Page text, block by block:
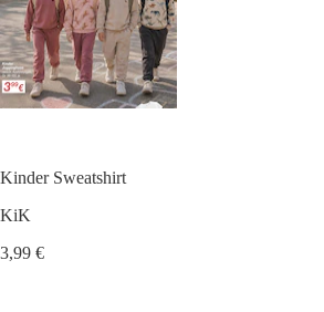
Kinder Sweatshirt
KiK
3,99 €